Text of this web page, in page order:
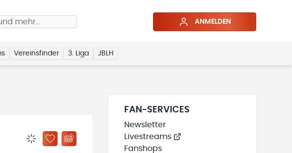
mehr… ANMELDEN
Vereinsfinder 3. Liga JBLH
BENACHRICHTIGUNGSSTATUS WIRD GELADEN
ZU „MEINE TEAMS“ HINZUFÜGEN
FAN-SERVICES
Newsletter
Livestreams
Fanshops